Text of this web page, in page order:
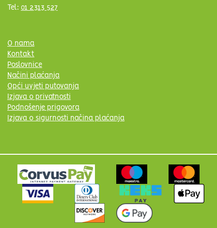
Tel: 01 2313 527
O nama
Kontakt
Poslovnice
Načini plaćanja
Opći uvjeti putovanja
Izjava o privatnosti
Podnošenje prigovora
Izjava o sigurnosti načina plaćanja